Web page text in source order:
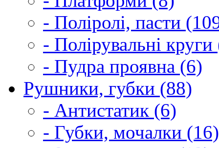
- Поліролі, пасти
- Полірувальні
- Пудра проявна (6)
Рушники, губки (88)
- Антистатик (6)
- Губки, мочалки (16)